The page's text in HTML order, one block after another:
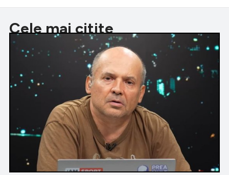
Cele mai citite